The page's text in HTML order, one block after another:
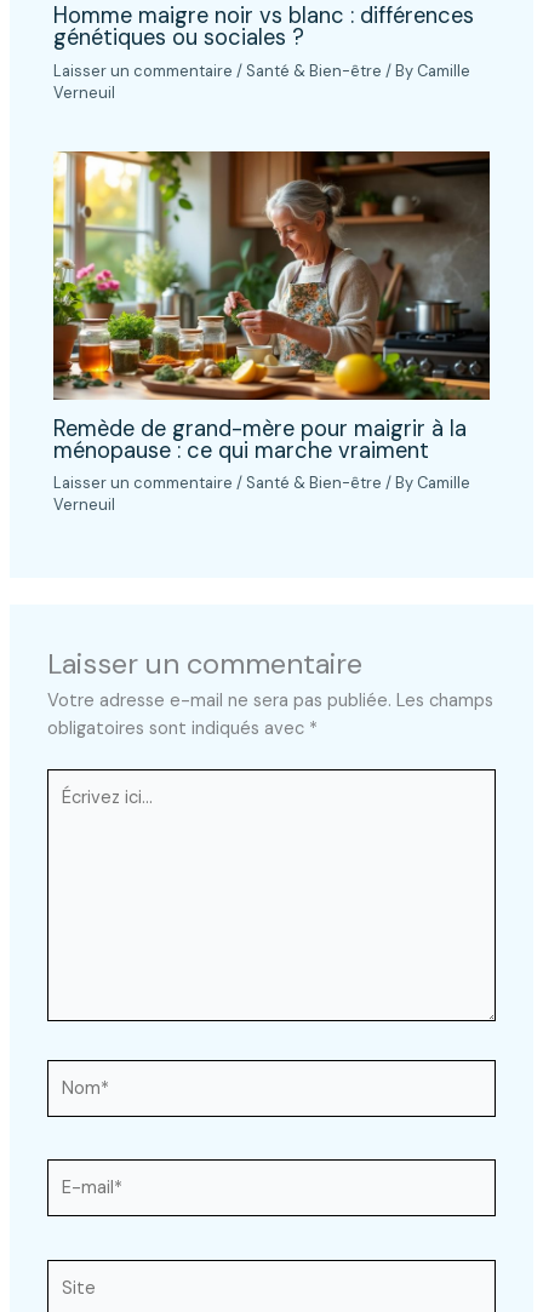
Homme maigre noir vs blanc : différences
génétiques ou sociales ?
Laisser un commentaire / Santé & Bien-être / By Camille
Verneuil
Remède de grand-mère pour maigrir à la
ménopause : ce qui marche vraiment
Laisser un commentaire / Santé & Bien-être / By Camille
Verneuil
Laisser un commentaire
Votre adresse e-mail ne sera pas publiée. Les champs
obligatoires sont indiqués avec *
Écrivez
ici…
mail*